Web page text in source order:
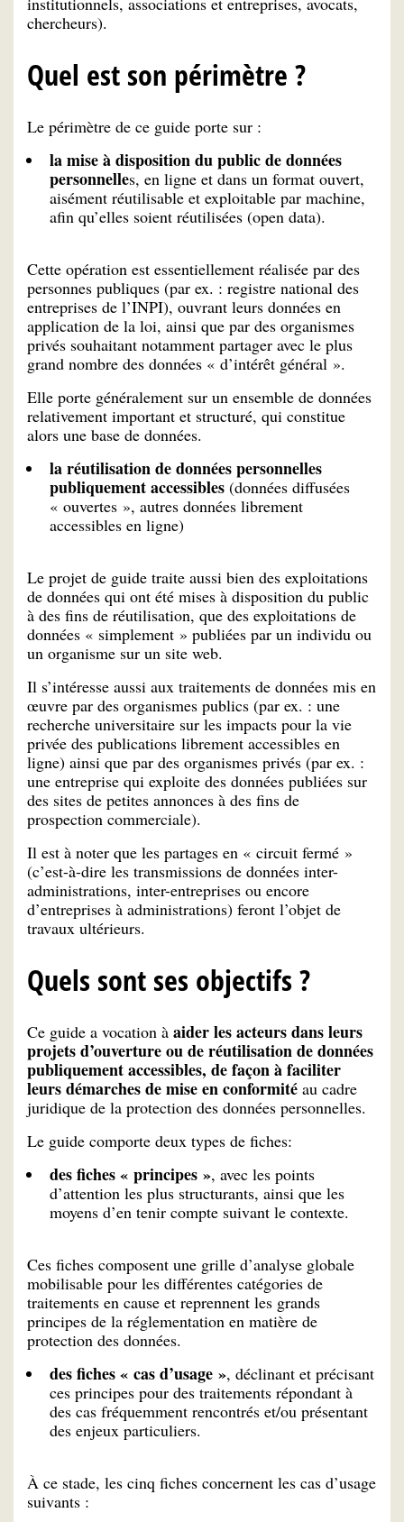
chercheurs).
Quel est son périmètre ?
Le périmètre de ce guide porte sur :
la mise à disposition du public de données
personnelles, en ligne et dans un format ouvert,
aisément réutilisable et exploitable par machine,
afin qu’elles soient réutilisées (open data).
Cette opération est essentiellement réalisée par des
personnes publiques (par ex. : registre national des
entreprises de l’INPI), ouvrant leurs données en
application de la loi, ainsi que par des organismes
privés souhaitant notamment partager avec le plus
grand nombre des données « d’intérêt général ».
Elle porte généralement sur un ensemble de données
relativement important et structuré, qui constitue
alors une base de données.
la réutilisation de données personnelles
publiquement accessibles (données diffusées
« ouvertes », autres données librement
accessibles en ligne)
Le projet de guide traite aussi bien des exploitations
de données qui ont été mises à disposition du public
à des fins de réutilisation, que des exploitations de
données « simplement » publiées par un individu ou
un organisme sur un site web.
Il s’intéresse aussi aux traitements de données mis en
œuvre par des organismes publics (par ex. : une
recherche universitaire sur les impacts pour la vie
privée des publications librement accessibles en
ligne) ainsi que par des organismes privés (par ex. :
une entreprise qui exploite des données publiées sur
des sites de petites annonces à des fins de
prospection commerciale).
Il est à noter que les partages en « circuit fermé »
(c’est-à-dire les transmissions de données inter-
administrations, inter-entreprises ou encore
d’entreprises à administrations) feront l’objet de
travaux ultérieurs.
Quels sont ses objectifs ?
Ce guide a vocation à aider les acteurs dans leurs
projets d’ouverture ou de réutilisation de données
publiquement accessibles, de façon à faciliter
leurs démarches de mise en conformité au cadre
juridique de la protection des données personnelles.
Le guide comporte deux types de fiches:
des fiches « principes », avec les points
d’attention les plus structurants, ainsi que les
moyens d’en tenir compte suivant le contexte.
Ces fiches composent une grille d’analyse globale
mobilisable pour les différentes catégories de
traitements en cause et reprennent les grands
principes de la réglementation en matière de
protection des données.
des fiches « cas d’usage », déclinant et précisant
ces principes pour des traitements répondant à
des cas fréquemment rencontrés et/ou présentant
des enjeux particuliers.
À ce stade, les cinq fiches concernent les cas d’usage
suivants :